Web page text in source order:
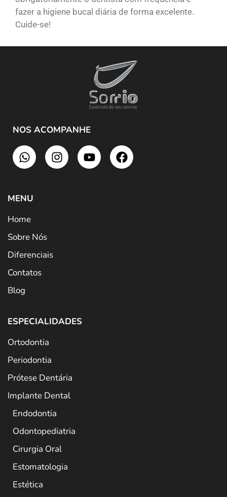
fazer a higiene bucal diária de forma excelente.
Cuide-se!
NOS ACOMPANHE
MENU
Home
Sobre Nós
Diferenciais
Contatos
Blog
ESPECIALIDADES
Ortodontia
Periodontia
Prótese Dentária
Implante Dental
Endodontia
Odontopediatria
Cirurgia Oral
Estomatologia
Estética